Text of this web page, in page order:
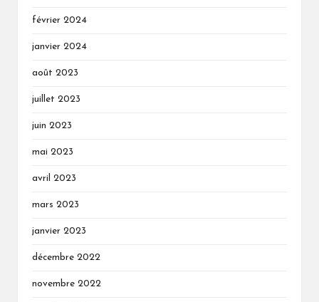
février 2024
janvier 2024
août 2023
juillet 2023
juin 2023
mai 2023
avril 2023
mars 2023
janvier 2023
décembre 2022
novembre 2022